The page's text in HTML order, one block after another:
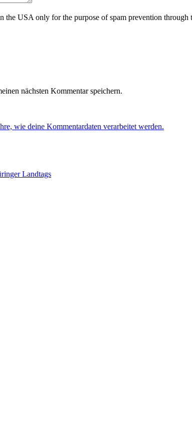
the USA only for the purpose of spam prevention through
nächsten Kommentar speichern.
wie deine Kommentardaten verarbeitet werden.
Landtags